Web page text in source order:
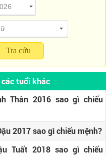
Tra cứu
tuổi khác
Thân 2016 sao gì chiếu
2017 sao gì chiếu mệnh?
Tuất 2018 sao gì chiếu